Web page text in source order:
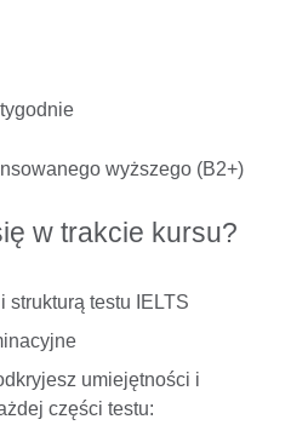
wyższego (B2+)
w trakcie kursu?
strukturą testu IELTS
umiejętności i
części testu: